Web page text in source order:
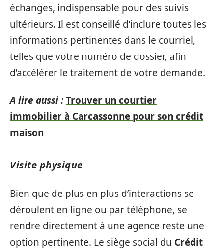
échanges, indispensable pour des suivis
ultérieurs. Il est conseillé d’inclure toutes les
informations pertinentes dans le courriel,
telles que votre numéro de dossier, afin
d’accélérer le traitement de votre demande.
A lire aussi :Trouver un courtier
immobilier à Carcassonne pour son crédit
maison
Visite physique
Bien que de plus en plus d’interactions se
déroulent en ligne ou par téléphone, se
rendre directement à une agence reste une
option pertinente. Le siège social du Crédit